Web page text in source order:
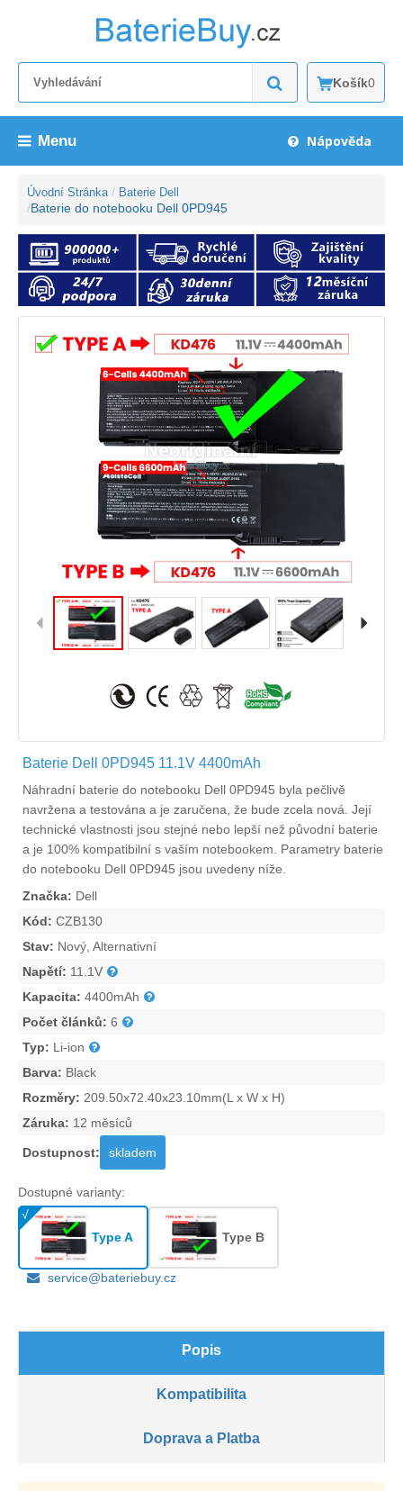
Košík0
Menu Nápověda
Úvodní Stránka Baterie Dell
Baterie do notebooku Dell 0PD945
Baterie Dell 0PD945 11.1V 4400mAh
Náhradní baterie do notebooku Dell 0PD945 byla pečlivě
navržena a testována a je zaručena, že bude zcela nová. Její
technické vlastnosti jsou stejné nebo lepší než původní baterie
a je 100% kompatibilní s vaším notebookem. Parametry baterie
do notebooku Dell 0PD945 jsou uvedeny níže.
Značka: Dell
Kód: CZB130
Stav: Nový, Alternativní
Napětí: 11.1V
Kapacita: 4400mAh
Počet článků: 6
Typ: Li-ion
Barva: Black
Rozměry: 209.50x72.40x23.10mm(L x W x H)
Záruka: 12 měsíců
Dostupnost: skladem
Dostupné varianty:
Type A Type B
service@bateriebuy.cz
Popis
Kompatibilita
Doprava a Platba